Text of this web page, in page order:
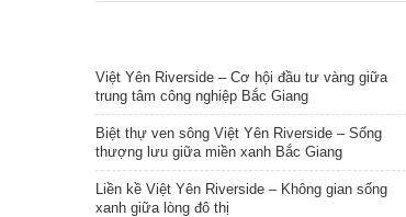
Việt Yên Riverside – Cơ hội đầu tư vàng giữa
trung tâm công nghiệp Bắc Giang
Biệt thự ven sông Việt Yên Riverside – Sống
thượng lưu giữa miền xanh Bắc Giang
Liền kề Việt Yên Riverside – Không gian sống
xanh giữa lòng đô thị